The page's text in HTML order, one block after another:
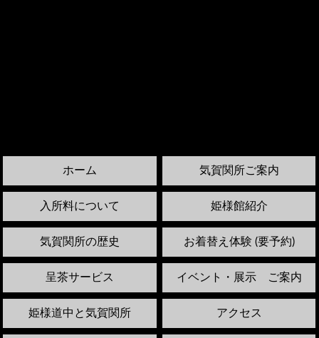
ホーム 気賀関所ご案内
入所料について 姫様館紹介
気賀関所の歴史 お着替え体験 (要予約)
呈茶サービス イベント・展示 ご案内
姫様道中と気賀関所 アクセス